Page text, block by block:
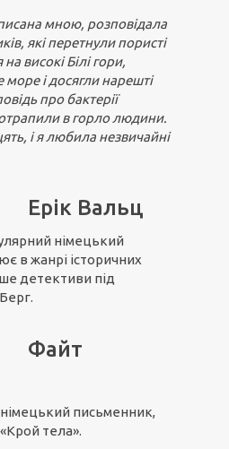
мною, розповідала
які перетнули пористі
високі Білі гори,
і досягли нарешті
про бактерії
в горло людини.
і я любила незвичайні
Ерік Вальц
німецький
в жанрі історичних
детективи під
Файт
письменник,
тела».